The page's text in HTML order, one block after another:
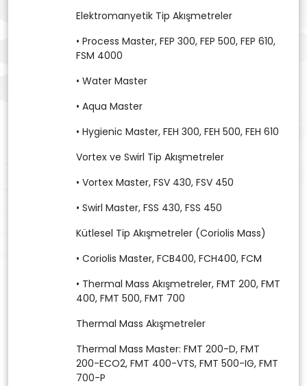
Elektromanyetik Tip Akışmetreler
• Process Master, FEP 300, FEP 500, FEP 610,
FSM 4000
• Water Master
• Aqua Master
• Hygienic Master, FEH 300, FEH 500, FEH 610
Vortex ve Swirl Tip Akışmetreler
• Vortex Master, FSV 430, FSV 450
• Swirl Master, FSS 430, FSS 450
Kütlesel Tip Akışmetreler (Coriolis Mass)
• Coriolis Master, FCB400, FCH400, FCM
• Thermal Mass Akışmetreler, FMT 200, FMT
400, FMT 500, FMT 700
Thermal Mass Akışmetreler
Thermal Mass Master: FMT 200-D, FMT
200-ECO2, FMT 400-VTS, FMT 500-IG, FMT
700-P